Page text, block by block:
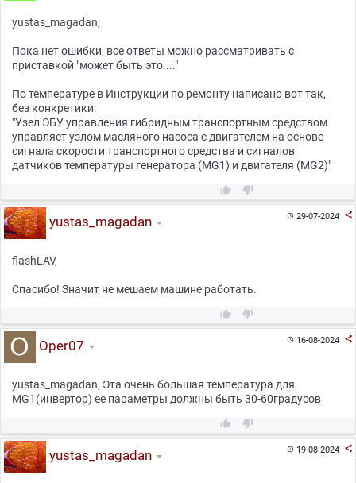
yustas_magadan,
Пока нет ошибки, все ответы можно рассматривать с
приставкой "может быть это...."
По температуре в Инструкции по ремонту написано вот так,
без конкретики:
"Узел ЭБУ управления гибридным транспортным средством
управляет узлом масляного насоса с двигателем на основе
сигнала скорости транспортного средства и сигналов
датчиков температуры генератора (MG1) и двигателя (MG2)"
 
29-07-2024 
yustas_magadan
flashLAV,
Спасибо! Значит не мешаем машине работать.
 
16-08-2024 
Oper07
yustas_magadan, Эта очень большая температура для
MG1(инвертор) ее параметры должны быть 30-60градусов
 
19-08-2024 
yustas_magadan